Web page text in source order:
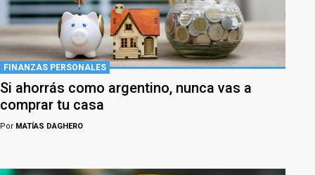
FINANZAS PERSONALES
Si ahorrás como argentino, nunca vas a
comprar tu casa
Por MATÍAS DAGHERO